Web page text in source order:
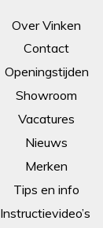
Over Vinken
Contact
Openingstijden
Showroom
Vacatures
Nieuws
Merken
Tips en info
Instructievideo’s